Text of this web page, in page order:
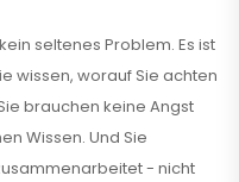
seltenes Problem. Es ist
wissen, worauf Sie achten
brauchen keine Angst
Wissen. Und Sie
- nicht